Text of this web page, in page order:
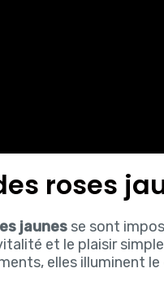
roses
jaunes se sont
et le plaisir
elles illuminent